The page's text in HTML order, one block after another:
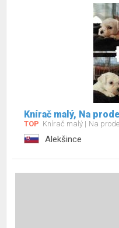
Knírač malý, Na
TOP Knírač malý Na
Alekšince